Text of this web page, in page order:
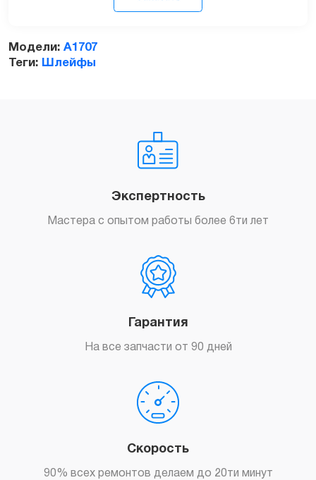
Модели: A1707
Теги: Шлейфы
Экспертность
Мастера с опытом работы более 6ти лет
Гарантия
На все запчасти от 90 дней
Скорость
90% всех ремонтов делаем до 20ти минут